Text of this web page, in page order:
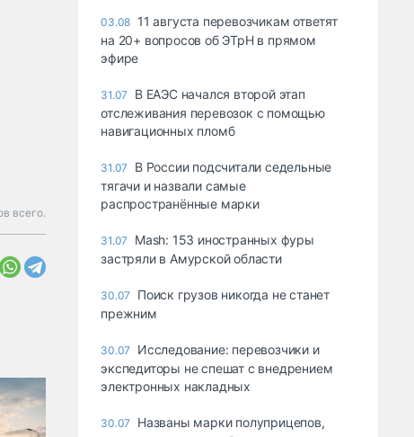
всего.
03.08 11 августа перевозчикам ответят
на 20+ вопросов об ЭТрН в прямом
эфире
31.07
В ЕАЭС начался второй этап
отслеживания перевозок с помощью
навигационных пломб
31.07
В России подсчитали седельные
тягачи и назвали самые
распространённые марки
31.07
Mash: 153 иностранных фуры
застряли в Амурской области
30.07
Поиск грузов никогда не станет
прежним
30.07
Исследование: перевозчики и
экспедиторы не спешат с внедрением
электронных накладных
30.07
Названы марки полуприцепов,